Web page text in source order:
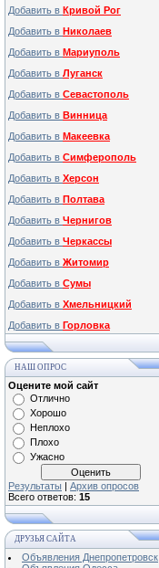
Добавить в Кривой Рог
Добавить в Николаев
Добавить в Мариуполь
Добавить в Луганск
Добавить в Севастополь
Добавить в Винница
Добавить в Макеевка
Добавить в Симферополь
Добавить в Херсон
Добавить в Полтава
Добавить в Чернигов
Добавить в Черкассы
Добавить в Житомир
Добавить в Сумы
Добавить в Хмельницкий
Добавить в Горловка
НАШ ОПРОС
Оцените мой сайт
Отлично
Хорошо
Неплохо
Плохо
Ужасно
Результаты | Архив опросов
Всего ответов: 15
ДРУЗЬЯ САЙТА
Объявления Днепропетровск